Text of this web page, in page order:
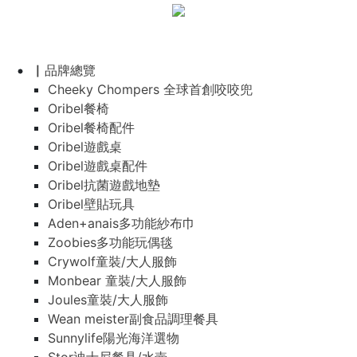
▏品牌總覽
Cheeky Chompers 全球首創咬咬兜
Oribel餐椅
Oribel餐椅配件
Oribel遊戲桌
Oribel遊戲桌配件
Oribel抗菌遊戲地墊
Oribel壁貼玩具
Aden+anais多功能紗布巾
Zoobies多功能玩偶毯
Crywolf童裝/大人服飾
Monbear 童裝/大人服飾
Joules童裝/大人服飾
Wean meister副食品調理餐具
Sunnylife陽光海洋選物